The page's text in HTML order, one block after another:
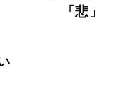
「悲」